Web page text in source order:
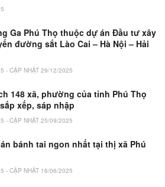
Ga Phú Thọ thuộc dự án Đầu tư xây
đường sắt Lào Cai – Hà Nội – Hải
- CẬP NHẬT 29/12/2025
148 xã, phường của tỉnh Phú Thọ
xếp, sáp nhập
- CẬP NHẬT 25/09/2025
bánh tai ngon nhất tại thị xã Phú
- CẬP NHẬT 16/06/2025